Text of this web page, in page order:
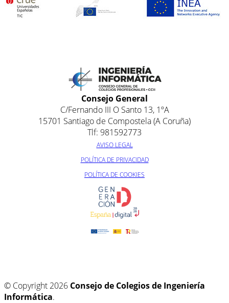
Consejo General
C/Fernando III O Santo 13, 1ºA
15701 Santiago de Compostela (A Coruña)
Tlf: 981592773
AVISO LEGAL
POLÍTICA DE PRIVACIDAD
POLÍTICA DE COOKIES
© Copyright 2026 Consejo de Colegios de Ingeniería
Informática.